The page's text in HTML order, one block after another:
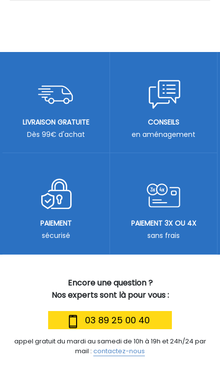
Encore une question ?
Nos experts sont là pour vous :
03 89 25 00 40
appel gratuit du mardi au samedi de 10h à 19h et 24h/24 par
mail : contactez-nous
LIVRAISON GRATUITE
Dès 99€ d'achat
CONSEILS
en aménagement
PAIEMENT
sécurisé
PAIEMENT 3X OU 4X
sans frais